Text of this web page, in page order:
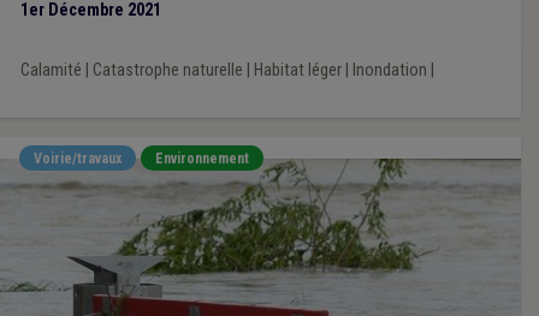
régionales.
1er Décembre 2021
Calamité Catastrophe naturelle Habitat léger| Inondation
Voirie/travaux Environnement